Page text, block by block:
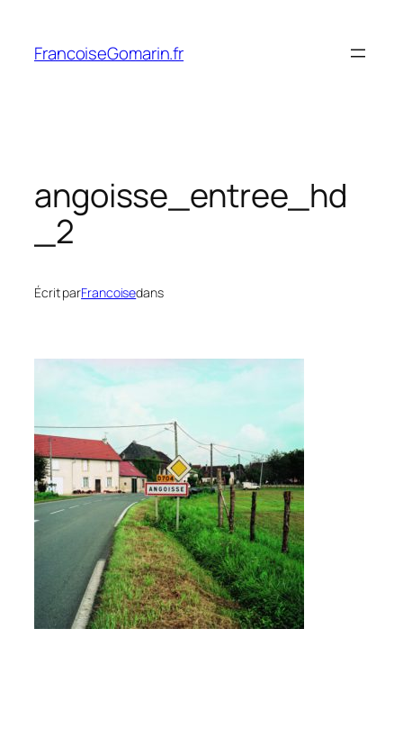
contenu
FrancoiseGomarin.fr
angoisse_entree_hd
_2
Écrit parFrancoisedans